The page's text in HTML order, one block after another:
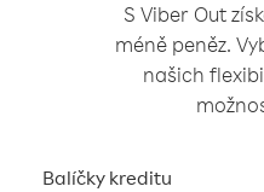
S Viber Out
méně peněz.
našich
Balíčky kreditu